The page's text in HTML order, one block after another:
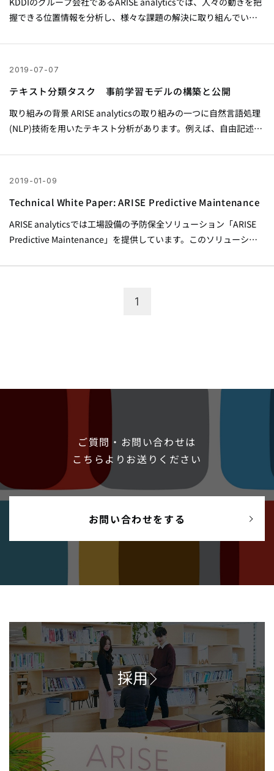
握できる位置情報を分析し、様々な課題の解決に取り組んでいま
情報の特徴や、その活用例を紹介します。 位置情報とは 1. 位置情
ますが、ARISE...
2019-07-07
テキスト分類タスク 事前学習モデルの構築と公開
取り組みの背景 ARISE analyticsの取り組みの一つに自然言語処理
(NLP)技術を用いたテキスト分析があります。例えば、自由記述の
るという案件が該当します。 NLPの分野では、2018年から転移学
を別のデータセットに転用する手法で、特に教師データ量が少な
い状況で、精度向上を図るために用いられます。 ARISE...
2019-01-09
Technical White Paper: ARISE Predictive Maintenance
ARISE analyticsでは工場設備の予防保全ソリューション「ARISE
Predictive Maintenance」を提供しています。このソリューショ
常を予兆として検出することで工場設備の予防保全を可能にしま
ポイントがあります。この記事では、そうしたポイントと関連す
1
ご質問・お問い合わせは
こちらよりお送りください
お問い合わせをする
採用